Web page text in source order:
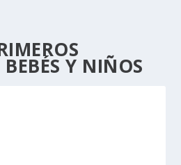
Y NIÑOS